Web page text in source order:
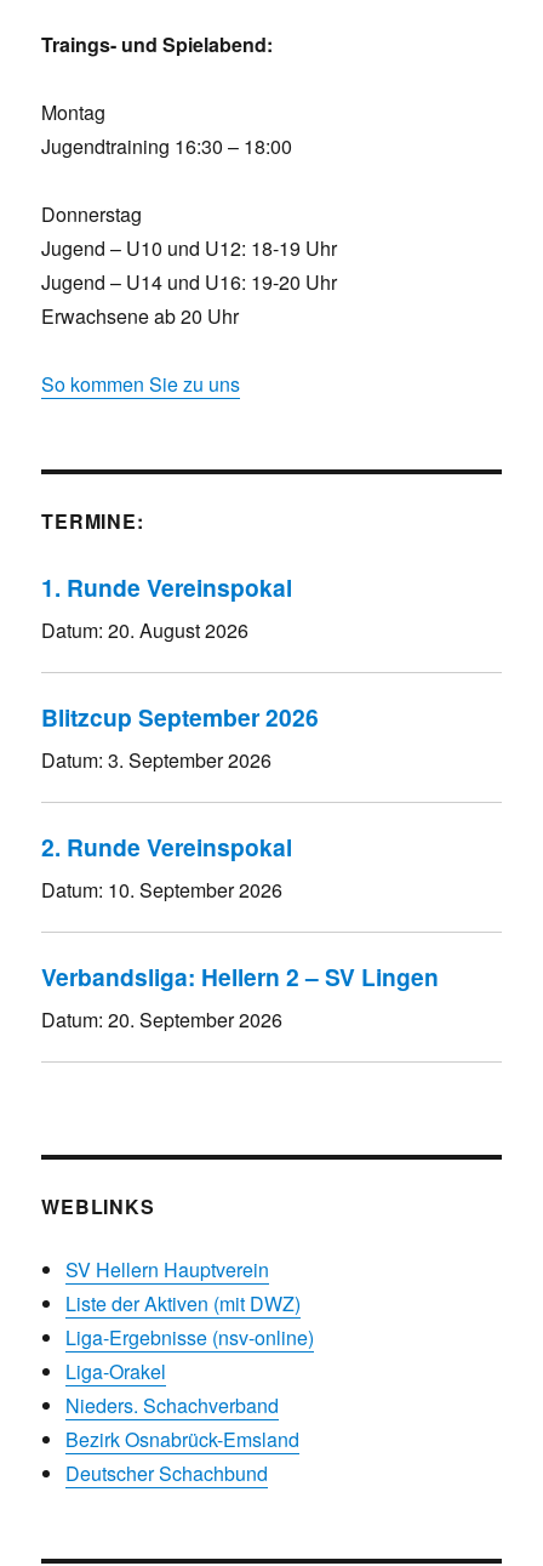
Traings- und Spielabend:
Montag
Jugendtraining 16:30 – 18:00
Donnerstag
Jugend – U10 und U12: 18-19 Uhr
Jugend – U14 und U16: 19-20 Uhr
Erwachsene ab 20 Uhr
So kommen Sie zu uns
TERMINE:
1. Runde Vereinspokal
Datum:20. August 2026
Blitzcup September 2026
Datum:3. September 2026
2. Runde Vereinspokal
Datum: 10. September 2026
Verbandsliga: Hellern 2 – SV Lingen
Datum:20. September 2026
WEBLINKS
SV Hellern Hauptverein
Liste der Aktiven (mit DWZ)
Liga-Ergebnisse (nsv-online)
Liga-Orakel
Nieders. Schachverband
Bezirk Osnabrück-Emsland
Deutscher Schachbund